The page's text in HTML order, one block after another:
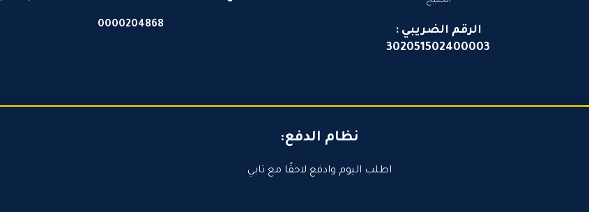
الرقم الضريبي :
302051502400003
0000204868
نظام الدفع:
اطلب اليوم وادفع لاحقًا مع تابي